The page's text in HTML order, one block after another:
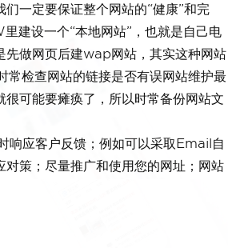
一定要保证整个网站的“健康”和完
建设一个“本地网站”，也就是自己电
先做网页后建wap网站，其实这种网站
检查网站的链接是否有误网站维护最
可能要瘫痪了，所以时常备份网站文
响应客户反馈；例如可以采取Email自
策；尽量推广和使用您的网址；网站